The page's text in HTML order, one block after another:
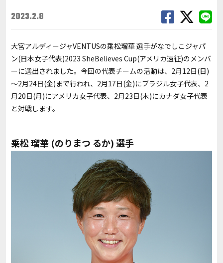
2023.2.8
大宮アルディージャVENTUSの乗松瑠華 選手がなでしこジャパ
ン(日本女子代表)2023 SheBelieves Cup(アメリカ遠征)のメンバ
ーに選出されました。今回の代表チームの活動は、2月12日(日)
～2月24日(金)まで行われ、2月17日(金)にブラジル女子代表、2
月20日(月)にアメリカ女子代表、2月23日(木)にカナダ女子代表
と対戦します。
乗松 瑠華 (のりまつ るか) 選手